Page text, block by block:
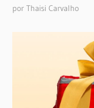
por Thaisi Carvalho